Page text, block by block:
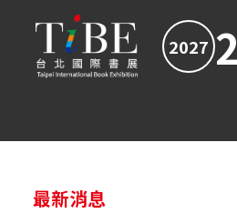
2027
最新消息